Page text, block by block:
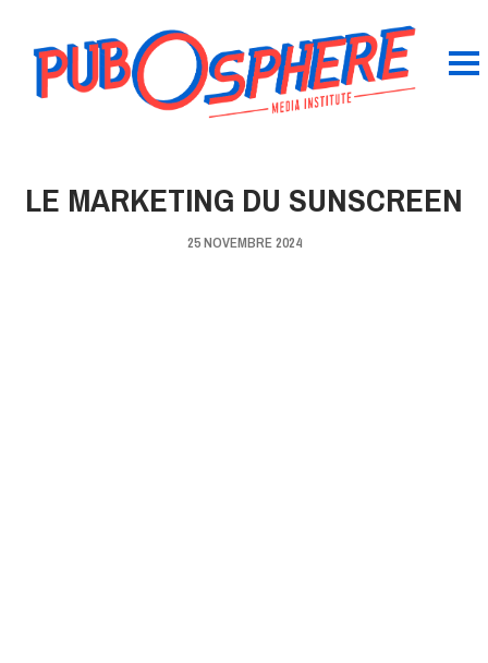
LE MARKETING DU SUNSCREEN
25 NOVEMBRE 2024